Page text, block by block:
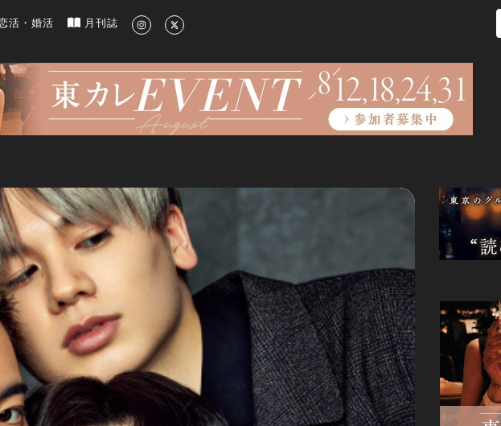
ルメ、洗練されたライフスタイル情報
活・婚活 月刊誌